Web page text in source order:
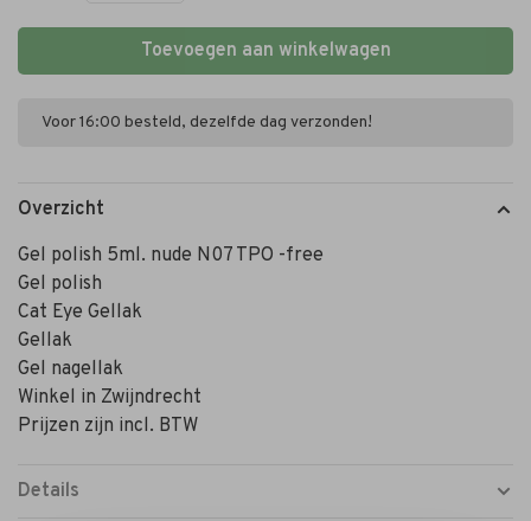
Toevoegen aan winkelwagen
Voor 16:00 besteld, dezelfde dag verzonden!
Overzicht
Gel polish 5ml. nude N07 TPO -free
Gel polish
Cat Eye Gellak
Gellak
Gel nagellak
Winkel in Zwijndrecht
Prijzen zijn incl. BTW
Details